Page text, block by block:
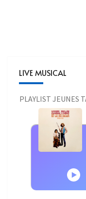
LIVE MUSICAL
PLAYLIST JEUNES
Michel Fugain -